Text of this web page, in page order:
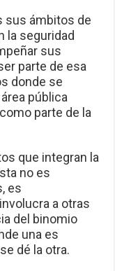
sus ámbitos de
la seguridad
sus
parte de esa
donde se
pública
parte de la
que integran la
no es
es
a otras
del binomio
una es
dé la otra.